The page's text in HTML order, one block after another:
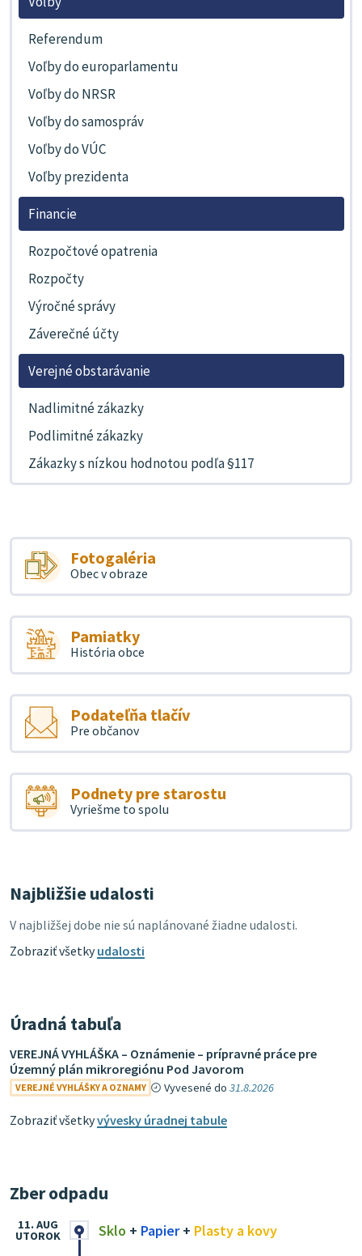
Referendum
Voľby do europarlamentu
Voľby do NRSR
Voľby do samospráv
Voľby do VÚC
Voľby prezidenta
Financie
Rozpočtové opatrenia
Rozpočty
Výročné správy
Záverečné účty
Verejné obstarávanie
Nadlimitné zákazky
Podlimitné zákazky
Zákazky s nízkou hodnotou podľa §117
Fotogaléria
Obec v obraze
Pamiatky
História obce
Podateľňa tlačív
Pre občanov
Podnety pre starostu
Vyriešme to spolu
Najbližšie udalosti
V najbližšej dobe nie sú naplánované žiadne udalosti.
Zobraziť všetkyudalosti
Úradná tabuľa
VEREJNÁ VYHLÁŠKA – Oznámenie – prípravné práce pre
Územný plán mikroregiónu Pod Javorom
VEREJNÉ VYHLÁŠKY A OZNAMY Vyvesené do31.8.2026
Zobraziť všetkyvývesky úradnej tabule
Zber odpadu
Sklo + Papier+ Plasty a kovy
11. AUG
UTOROK